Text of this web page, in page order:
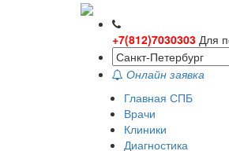
+7(812)7030303 Для
Онлайн заявка
Главная СПБ
Врачи
Клиники
Диагностика